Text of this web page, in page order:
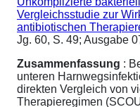
Vergleichsstudie zur
antibiotischen
Jg. 60, S. 49; Ausgabe
Zusammenfassung :
unteren
direkten Vergleich von
Therapieregimen